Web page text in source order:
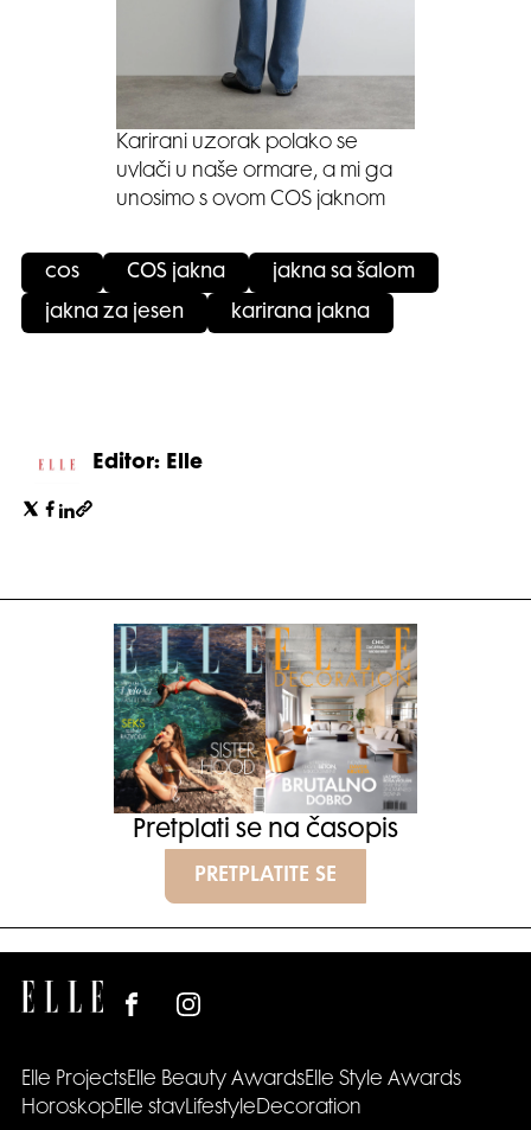
Karirani uzorak polako se
uvlači u naše ormare, a mi ga
unosimo s ovom COS jaknom
cos COS jakna jakna sa šalom
jakna za jesen karirana jakna
Editor: Elle
Pretplati se na časopis
PRETPLATITE SE
Elle ProjectsElle Beauty AwardsElle Style Awards
HoroskopElle stavLifestyleDecoration